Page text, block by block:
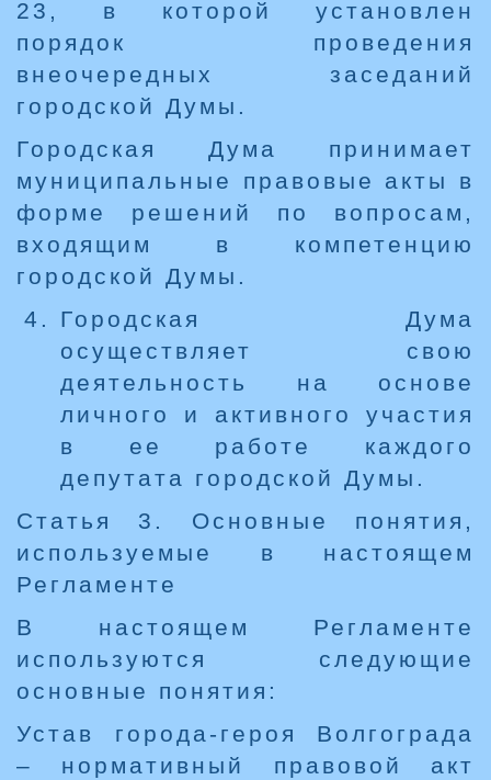
23, в которой установлен
порядок проведения
внеочередных заседаний
городской Думы.
Городская Дума принимает
муниципальные правовые акты в
форме решений по вопросам,
входящим в компетенцию
городской Думы.
Городская Дума
осуществляет свою
деятельность на основе
личного и активного участия
в ее работе каждого
депутата городской Думы.
Статья 3. Основные понятия,
используемые в настоящем
Регламенте
В настоящем Регламенте
используются следующие
основные понятия:
Устав города-героя Волгограда
– нормативный правовой акт